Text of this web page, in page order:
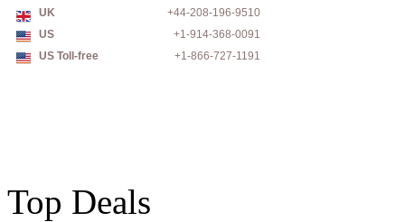
UK
+44-208-196-9510
US
+1-914-368-0091
US Toll-free
+1-866-727-1191
Top Deals